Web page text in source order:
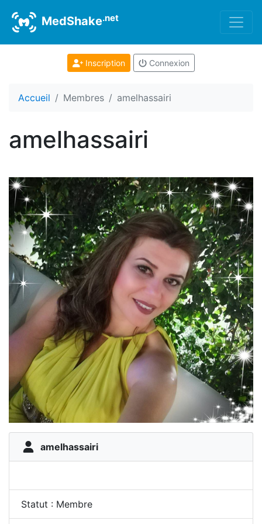
MedShake.net
Inscription Connexion
Accueil Membres amelhassairi
amelhassairi
amelhassairi
Statut : Membre